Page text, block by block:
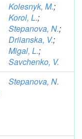
Kolesnyk, M.;
Korol, L.;
Stepanova, N.;
Driianska, V.;
Migal, L.;
Savchenko, V.
Stepanova, N.